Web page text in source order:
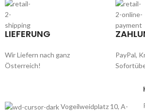
LIEFERUNG
Wir Liefern nach ganz
Österreich!
PayPal,
Vogeilweidplatz 10, A-